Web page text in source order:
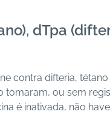
dTpa
contra difteria,
tomaram, ou sem
é inativada, não